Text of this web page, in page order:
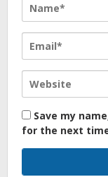
Save my
for the next